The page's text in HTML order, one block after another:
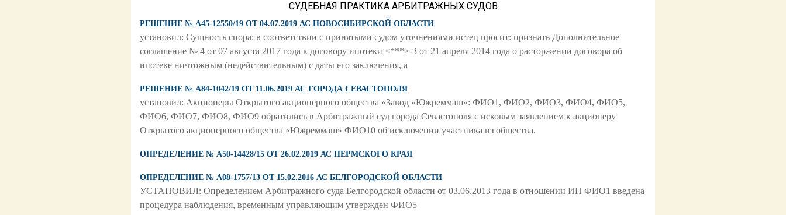
СУДЕБНАЯ ПРАКТИКА АРБИТРАЖНЫХ СУДОВ
РЕШЕНИЕ № А45-12550/19 ОТ 04.07.2019 АС НОВОСИБИРСКОЙ ОБЛАСТИ
установил: Сущность спора: в соответствии с принятыми судом уточнениями истец просит: признать Дополнительное
соглашение № 4 от 07 августа 2017 года к договору ипотеки <***>-3 от 21 апреля 2014 года о расторжении договора об
ипотеке ничтожным (недействительным) с даты его заключения, а
РЕШЕНИЕ № А84-1042/19 ОТ 11.06.2019 АС ГОРОДА СЕВАСТОПОЛЯ
установил: Акционеры Открытого акционерного общества «Завод «Южреммаш»: ФИО1, ФИО2, ФИО3, ФИО4, ФИО5,
ФИО6, ФИО7, ФИО8, ФИО9 обратились в Арбитражный суд города Севастополя с исковым заявлением к акционеру
Открытого акционерного общества «Южреммаш» ФИО10 об исключении участника из общества.
ОПРЕДЕЛЕНИЕ № А50-14428/15 ОТ 26.02.2019 АС ПЕРМСКОГО КРАЯ
ОПРЕДЕЛЕНИЕ № А08-1757/13 ОТ 15.02.2016 АС БЕЛГОРОДСКОЙ ОБЛАСТИ
УСТАНОВИЛ: Определением Арбитражного суда Белгородской области от 03.06.2013 года в отношении ИП ФИО1 введена
процедура наблюдения, временным управляющим утвержден ФИО5